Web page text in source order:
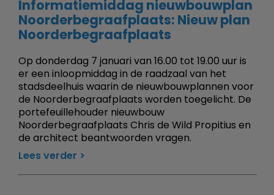
Informatiemiddag nieuwbouwplan
Noorderbegraafplaats: Nieuw plan
Noorderbegraafplaats
Op donderdag 7 januari van 16.00 tot 19.00 uur is
er een inloopmiddag in de raadzaal van het
stadsdeelhuis waarin de nieuwbouwplannen voor
de Noorderbegraafplaats worden toegelicht. De
portefeuillehouder nieuwbouw
Noorderbegraafplaats Chris de Wild Propitius en
de architect beantwoorden vragen.
Lees verder